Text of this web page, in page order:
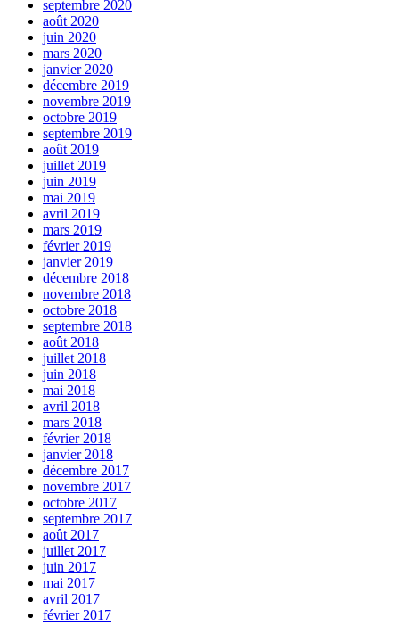
septembre 2020
août 2020
juin 2020
mars 2020
janvier 2020
décembre 2019
novembre 2019
octobre 2019
septembre 2019
août 2019
juillet 2019
juin 2019
mai 2019
avril 2019
mars 2019
février 2019
janvier 2019
décembre 2018
novembre 2018
octobre 2018
septembre 2018
août 2018
juillet 2018
juin 2018
mai 2018
avril 2018
mars 2018
février 2018
janvier 2018
décembre 2017
novembre 2017
octobre 2017
septembre 2017
août 2017
juillet 2017
juin 2017
mai 2017
avril 2017
février 2017